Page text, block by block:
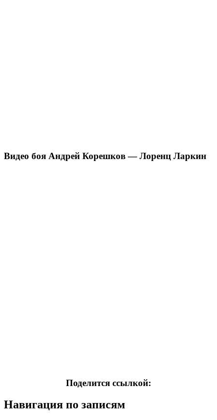
Видео боя Андрей Корешков — Лоренц Ларкин
Поделится ссылкой:
Навигация по записям